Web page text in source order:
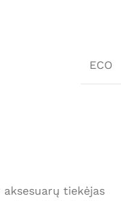
ECO
tiekėjas